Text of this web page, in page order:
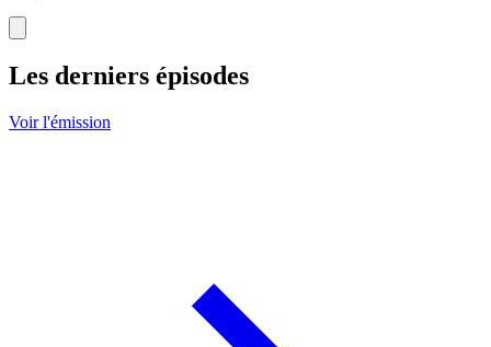
Les derniers épisodes
Voir l'émission